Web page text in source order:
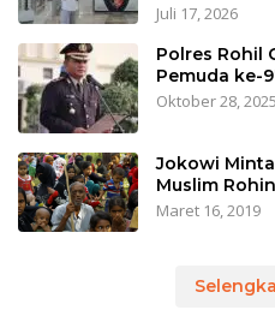
Juli 17, 2026
Polres Rohil
Pemuda ke-
Oktober 28, 2025
Jokowi Minta
Muslim
Maret 16, 2019